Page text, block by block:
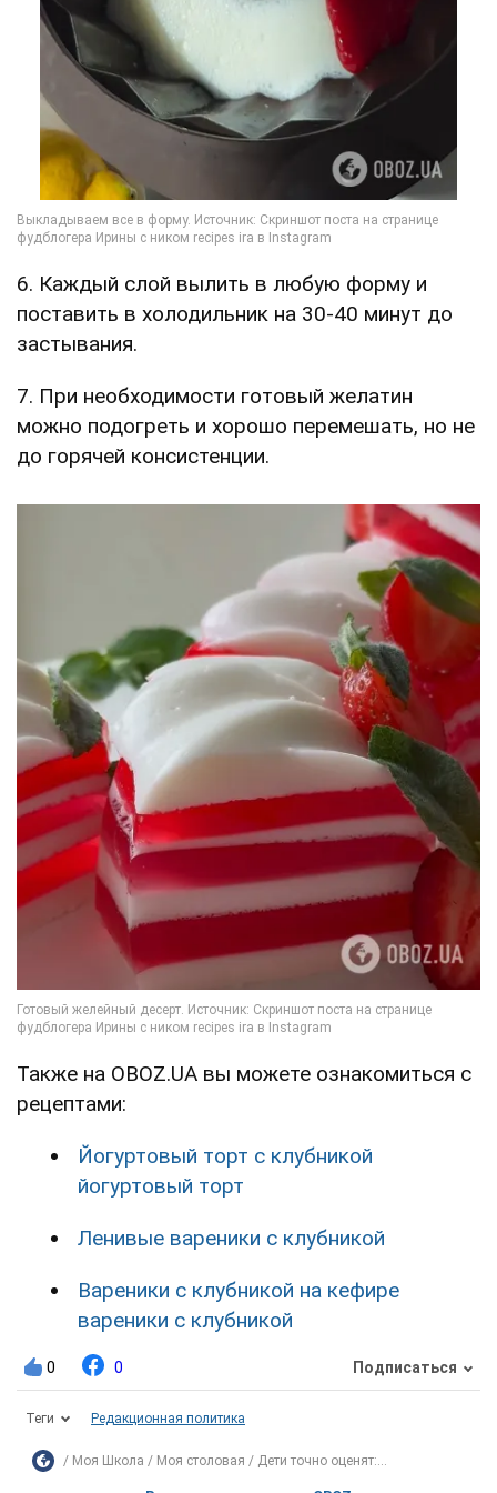
6. Каждый слой вылить в любую форму и
поставить в холодильник на 30-40 минут до
застывания.
7. При необходимости готовый желатин
можно подогреть и хорошо перемешать, но не
до горячей консистенции.
Также на OBOZ.UA вы можете ознакомиться с
рецептами:
Йогуртовый торт с клубникой
йогуртовый торт
Ленивые вареники с клубникой
Вареники с клубникой на кефире
вареники с клубникой
0 0 Подписаться
Теги Редакционная политика
Моя Школа Моя столовая Дети точно оценят:...